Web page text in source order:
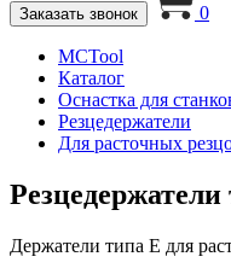
Заказать звонок 0
MCTool
Каталог
Оснастка для
Резцедержатели
Для расточных
Резцедержатели
Держатели типа E для